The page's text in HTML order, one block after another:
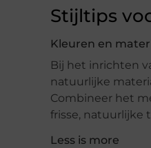
Stijltips
Kleuren en
Bij het inrichten
natuurlijke
Combineer het
frisse, natuurlijke
Less is more